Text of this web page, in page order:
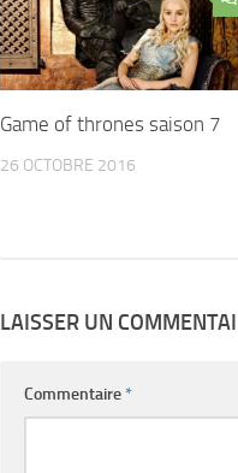
Game of thrones saison 7
26 OCTOBRE 2016
LAISSER UN
Commentaire*